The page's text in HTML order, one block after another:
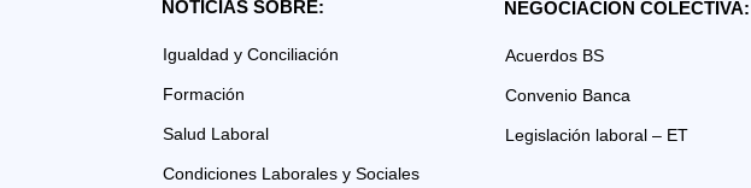
NOTICIAS SOBRE:
Igualdad y Conciliación
Formación
Salud Laboral
Condiciones Laborales y Sociales
NEGOCIACIÓN COLECTIVA:
Acuerdos BS
Convenio Banca
Legislación laboral – ET